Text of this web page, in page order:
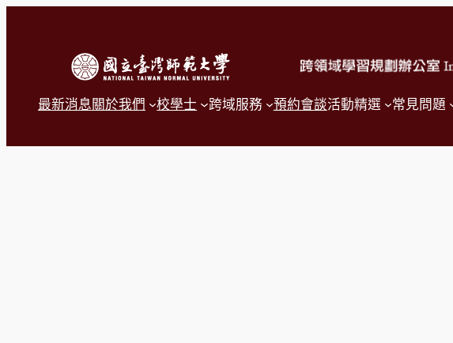
最新消息關於我們 校學士 跨域服務 預約會談活動精選 常見問題